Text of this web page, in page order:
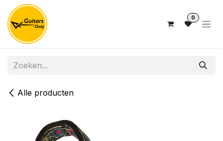
Overslaan naar inhoud
0
Alle producten